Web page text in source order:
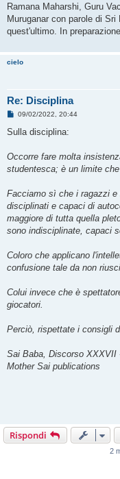
Ramana Maharshi, Guru
Muruganar con parole di
quest'ultimo. In
cielo
Re: Disciplina
M
s
g
i
09/02/2022, 20:44
Sulla disciplina:
Occorre fare molta
studentesca; è un limite
Facciamo sì che i ragazzi
disciplinati e capaci di
maggiore di tutta quella
sono indisciplinate, capaci
Coloro che applicano
confusione tale da non
Colui invece che è
giocatori.
Perciò, rispettate i consigli
Sai Baba, Discorso XXXVII
Mother Sai publications
Rispondi
2